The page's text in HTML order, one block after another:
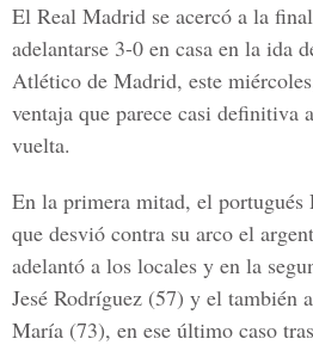
El Real Madrid se acercó a la
adelantarse 3-0 en casa en la ida
Atlético de Madrid, este
ventaja que parece casi definitiva
vuelta.
En la primera mitad, el portugués
que desvió contra su arco el
adelantó a los locales y en la
Jesé Rodríguez (57) y el también
María (73), en ese último caso